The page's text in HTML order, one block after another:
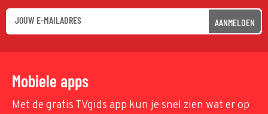
AANMELDEN
Mobiele apps
Met de gratis TVgids app kun je snel zien wat er op